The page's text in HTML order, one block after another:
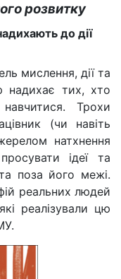
розвитку
до дії
мислення, дії та
надихає тих, хто
Трохи
(чи навіть
натхнення
ідеї та
поза його межі.
реальних людей
реалізували цю